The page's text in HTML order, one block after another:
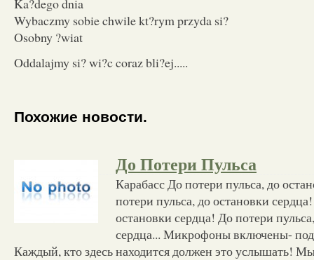
Wybaczmy sobie chwile kt?rym przyda si?
Osobny ?wiat
Oddalajmy si? wi?c coraz bli?ej.....
Похожие новости.
До Потери Пульса
Карабасс До потери пульса, до
потери пульса, до остановки
остановки сердца! До потери
сердца... Микрофоны включены-
Каждый, кто здесь находится должен это услышать!